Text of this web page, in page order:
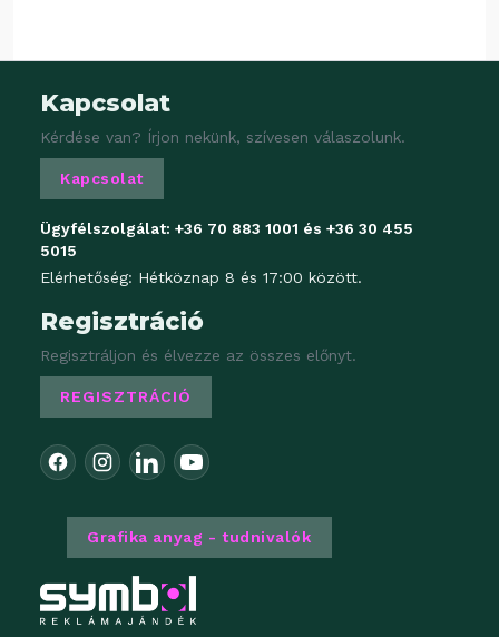
Kapcsolat
Kérdése van? Írjon nekünk, szívesen válaszolunk.
Kapcsolat
Ügyfélszolgálat: +36 70 883 1001 és +36 30 455
5015
Elérhetőség: Hétköznap 8 és 17:00 között.
Regisztráció
Regisztráljon és élvezze az összes előnyt.
REGISZTRÁCIÓ
Grafika anyag - tudnivalók